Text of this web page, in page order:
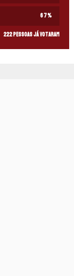
67%
222 pessoas já votaram